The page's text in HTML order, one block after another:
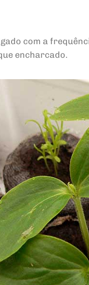
com a
encharcado.